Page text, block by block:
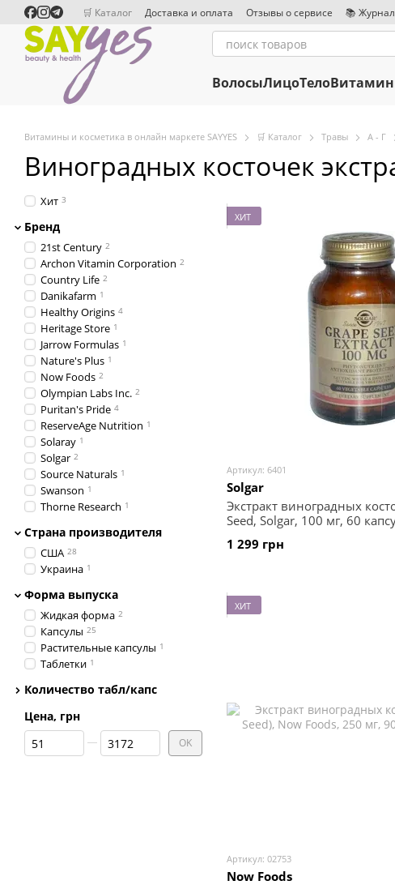
Перейти к основному контенту
🛒 Каталог Доставка и оплата Отзывы о сервисе 📚
Сотрудничество
Редакционная политика
ВолосыЛицоТело
Витамины и косметика в онлайн маркете SAYYES 🛒 Каталог Травы А - Г
Виноградных косточек
ХИТ
Артикул: 6401
Solgar
Экстракт виноградных
Seed, Solgar, 100 мг, 60
1 299 грн
ХИТ
Артикул: 02753
Now Foods
Хит 3
Бренд
21st Century 2
Archon Vitamin Corporation 2
Country Life 2
Danikafarm 1
Healthy Origins 4
Heritage Store 1
Jarrow Formulas 1
Nature's Plus 1
Now Foods 2
Olympian Labs Inc. 2
Puritan's Pride 4
ReserveAge Nutrition 1
Solaray 1
Solgar 2
Source Naturals 1
Swanson 1
Thorne Research 1
Страна производителя
США 28
Украина 1
Форма выпуска
Жидкая форма 2
Капсулы 25
Растительные капсулы 1
Таблетки 1
Количество табл/капс
Цена, грн
От Цена, грн
До Цена, грн OK